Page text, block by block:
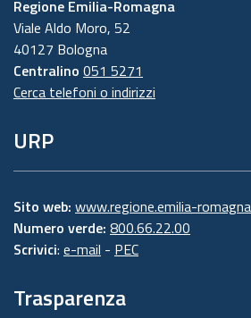
Regione Emilia-Romagna
Viale Aldo Moro, 52
40127 Bologna
Centralino 051 5271
Cerca telefoni o indirizzi
URP
Sito web: www.regione.emilia-
Numero verde: 800.66.22.00
Scrivici: e-mail - PEC
Trasparenza